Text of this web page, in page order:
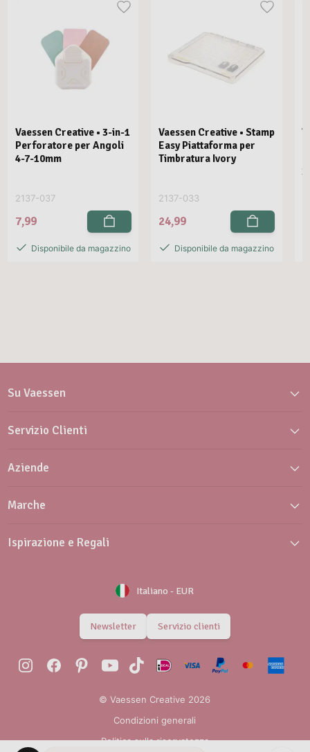
Vaessen Creative • 3-in-1
Perforatore per Angoli
4-7-10mm
2137-037
7,99
Disponibile da magazzino
Vaessen Creative • Stamp
Easy Piattaforma per
Timbratura Ivory
2137-033
24,99
Disponibile da magazzino
Su Vaessen
Servizio Clienti
Aziende
Marche
Ispirazione e Regali
Italiano - EUR
Newsletter Servizio clienti
© Vaessen Creative 2026
Condizioni generali
Politica sulla riservatezza